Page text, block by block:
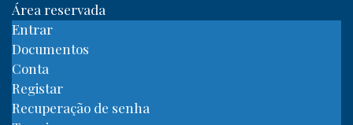
Área reservada
Entrar
Documentos
Conta
Registar
Recuperação de senha